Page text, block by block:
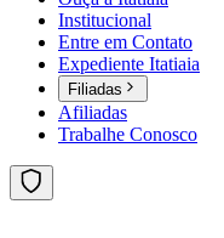
Institucional
Entre em Contato
Expediente Itatiaia
Filiadas
Afiliadas
Trabalhe Conosco